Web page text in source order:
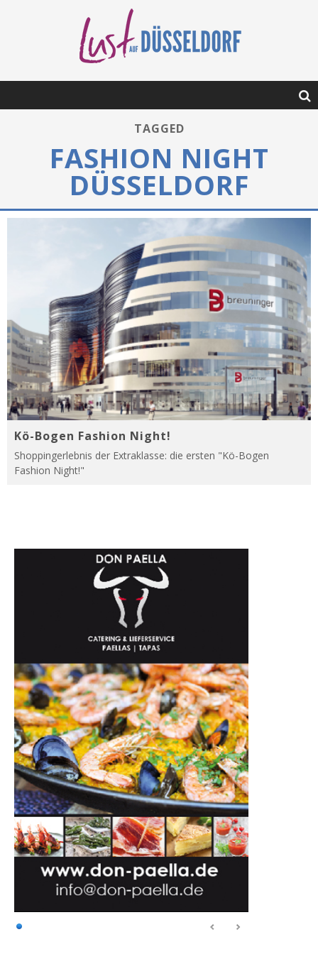
TAGGED
FASHION NIGHT
DÜSSELDORF
Kö-Bogen Fashion Night!
Shoppingerlebnis der Extraklasse: die ersten "Kö-Bogen
Fashion Night!"